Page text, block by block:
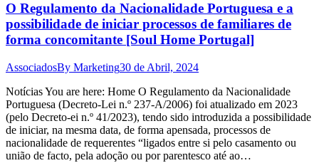
O Regulamento da Nacionalidade Portuguesa e a
possibilidade de iniciar processos de familiares de
forma concomitante [Soul Home Portugal]
AssociadosBy Marketing30 de Abril, 2024
Notícias You are here: Home O Regulamento da Nacionalidade
Portuguesa (Decreto-Lei n.º 237-A/2006) foi atualizado em 2023
(pelo Decreto-ei n.º 41/2023), tendo sido introduzida a possibilidade
de iniciar, na mesma data, de forma apensada, processos de
nacionalidade de requerentes “ligados entre si pelo casamento ou
união de facto, pela adoção ou por parentesco até ao…